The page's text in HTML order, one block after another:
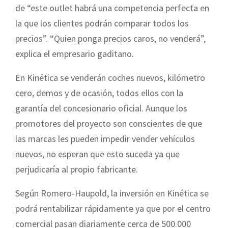
de “este outlet habrá una competencia perfecta en
la que los clientes podrán comparar todos los
precios”. “Quien ponga precios caros, no venderá”,
explica el empresario gaditano.
En Kinética se venderán coches nuevos, kilómetro
cero, demos y de ocasión, todos ellos con la
garantía del concesionario oficial. Aunque los
promotores del proyecto son conscientes de que
las marcas les pueden impedir vender vehículos
nuevos, no esperan que esto suceda ya que
perjudicaría al propio fabricante.
Según Romero-Haupold, la inversión en Kinética se
podrá rentabilizar rápidamente ya que por el centro
comercial pasan diariamente cerca de 500.000